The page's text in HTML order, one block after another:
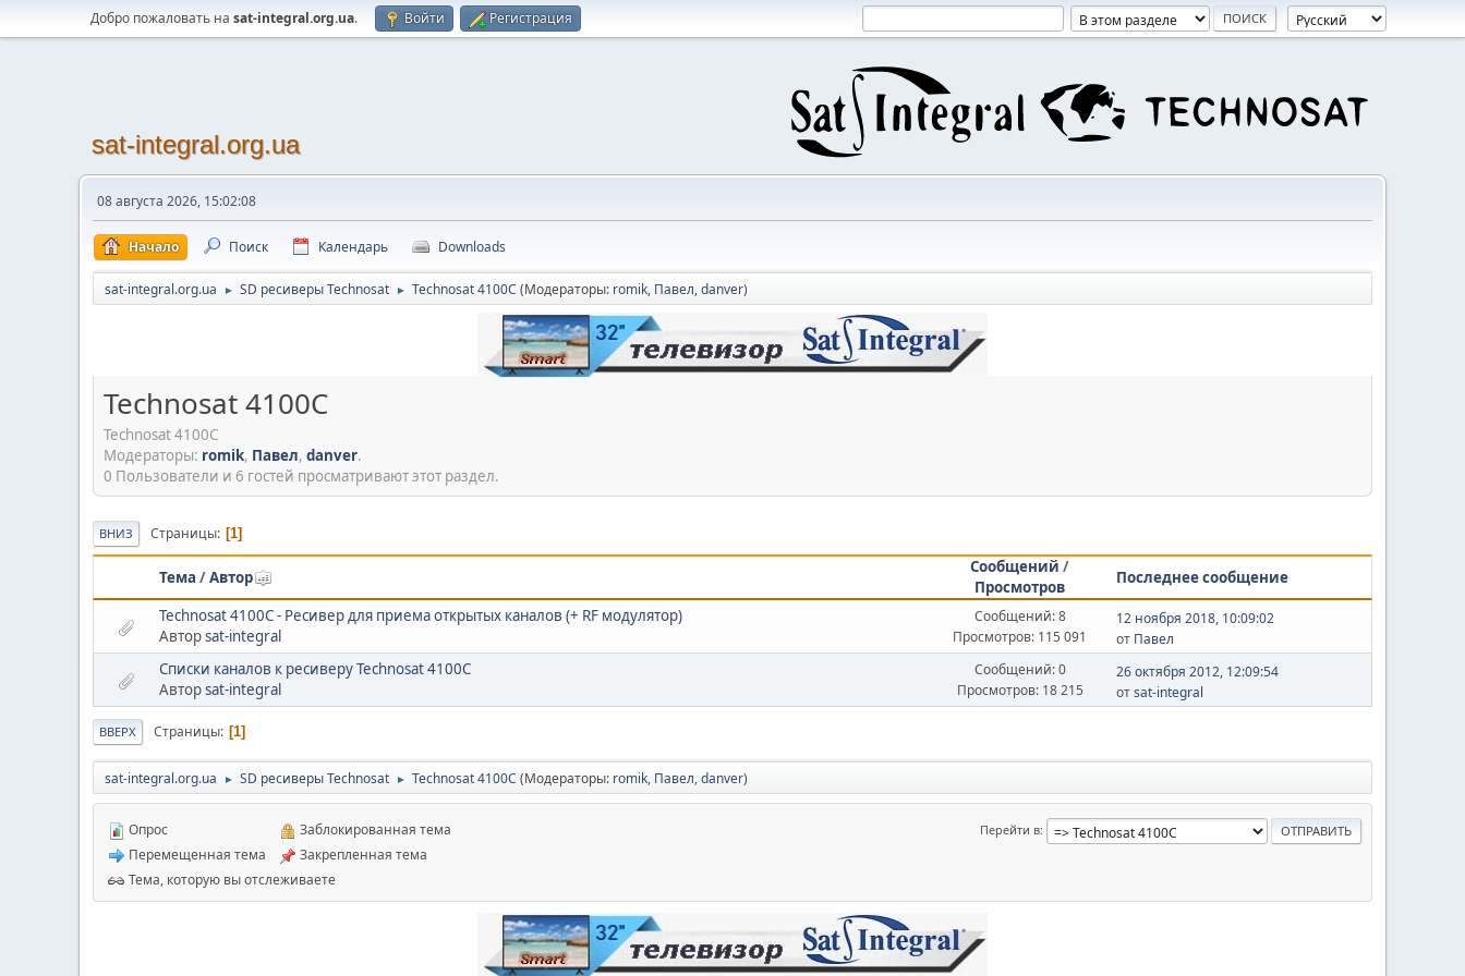
Добро пожаловать на sat-integral.org.ua. Войти Регистрация
sat-integral.org.ua
08 августа 2026, 15:02:08
Начало Поиск Календарь Downloads
sat-integral.org.ua ► SD ресиверы Technosat ► Technosat 4100C (Модераторы: romik, Павел,danver)
Technosat 4100C
Technosat 4100C
Модераторы: romik, Павел, danver.
0 Пользователи и 6 гостей просматривают этот раздел.
ВНИЗ Страницы 1
Тема /Автор
Сообщений /
Просмотров
Последнее сообщение
Technosat 4100C - Ресивер для приема открытых каналов (+ RF модулятор)
Авторsat-integral
Сообщений: 8
Просмотров: 115 091
12 ноября 2018, 10:09:02
от Павел
Списки каналов к ресиверу Technosat 4100C
Авторsat-integral
Сообщений: 0
Просмотров: 18 215
26 октября 2012, 12:09:54
отsat-integral
ВВЕРХ Страницы 1
sat-integral.org.ua ► SD ресиверы Technosat ► Technosat 4100C (Модераторы: romik, Павел,danver)
Перейти в
Опрос
Перемещенная тема
Заблокированная тема
Закрепленная тема
Тема, которую вы отслеживаете